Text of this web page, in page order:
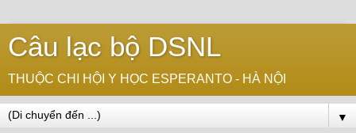
Câu lạc bộ DSNL
THUỘC CHI HỘI Y HỌC ESPERANTO - HÀ NỘI
▼